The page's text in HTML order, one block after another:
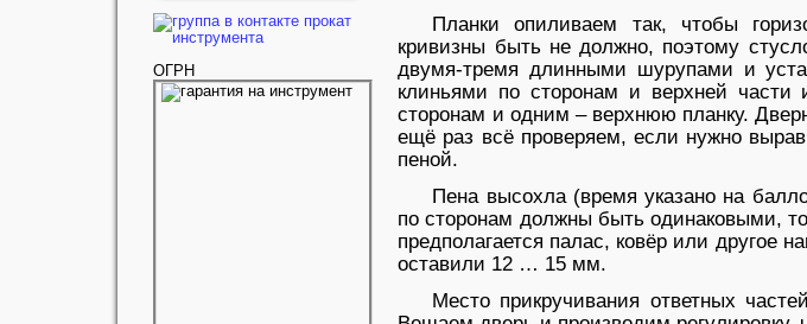
Планки опиливаем так, чтобы
кривизны быть не должно, поэтому
двумя-тремя длинными шурупами и
клиньями по сторонам и верхней
сторонам и одним – верхнюю планку.
ещё раз всё проверяем, если нужно
пеной.
Пена высохла (время указано на
по сторонам должны быть одинаковыми,
предполагается палас, ковёр или
оставили 12 … 15 мм.
Место прикручивания ответных
ОГРН